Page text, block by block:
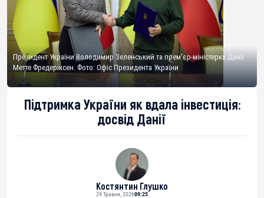
Президент України Володимир Зеленський та прем'єр-міністерка Данії
Метте Фредеріксен. Фото: Офіс Президента України
Підтримка України як вдала інвестиція:
досвід Данії
Костянтин Глушко
29 Травня, 202609:25